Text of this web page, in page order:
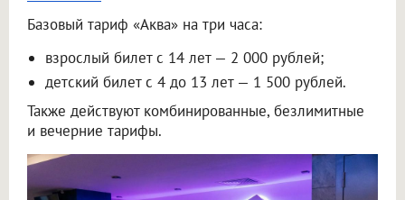
Базовый тариф «Аква» на три часа:
взрослый билет с 14 лет — 2 000 рублей;
детский билет с 4 до 13 лет — 1 500 рублей.
Также действуют комбинированные, безлимитные
и вечерние тарифы.